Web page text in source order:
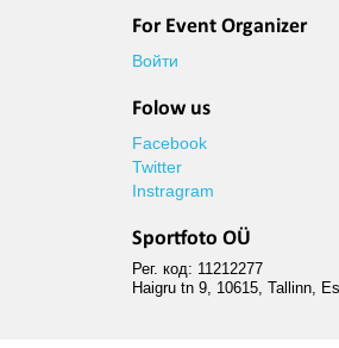
For Event Organizer
Войти
Folow us
Facebook
Twitter
Instragram
Sportfoto OÜ
Рег. код: 11212277
Haigru tn 9, 10615, Tallinn,